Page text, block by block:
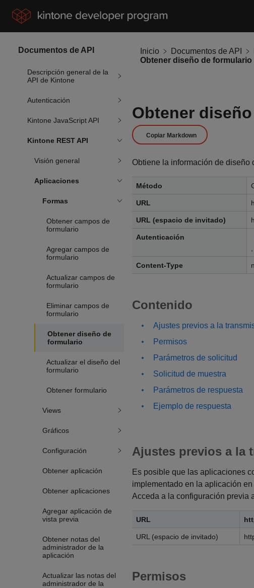
Documentos de API
Descripción general de la
API de Kintone
Autenticación
Kintone JavaScript API
Kintone REST API
Visión general
Aplicaciones
Formas
Obtener campos de
formulario
Agregar campos de
formulario
Actualizar campos de
formulario
Eliminar campos de
formulario
Obtener diseño de
formulario
Actualizar el diseño del
formulario
Obtener formulario
Views
Gráficos
Configuración
Obtener aplicación
Obtener aplicaciones
Agregar aplicación de
vista previa
Obtener notas del
administrador de la
aplicación
Actualizar las notas del
administrador de la
Inicio Documentos de API
Obtener diseño de formulario
Obtener
Copiar Markdown
Obtiene la información de diseño
Método
URL
URL (espacio de invitado)
Autenticación
Content-Type
Contenido
Ajustes previos a la
Permisos
Parámetros de solicitud
Solicitud de muestra
Parámetros de respuesta
Ejemplo de respuesta
Ajustes previos a la
Es posible que las aplicaciones
implementado en la aplicación en
Acceda a la configuración previa
URL
URL (espacio de invitado)
Permisos